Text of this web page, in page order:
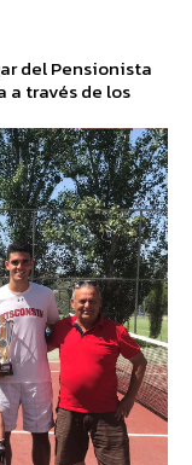
del Pensionista
a través de los